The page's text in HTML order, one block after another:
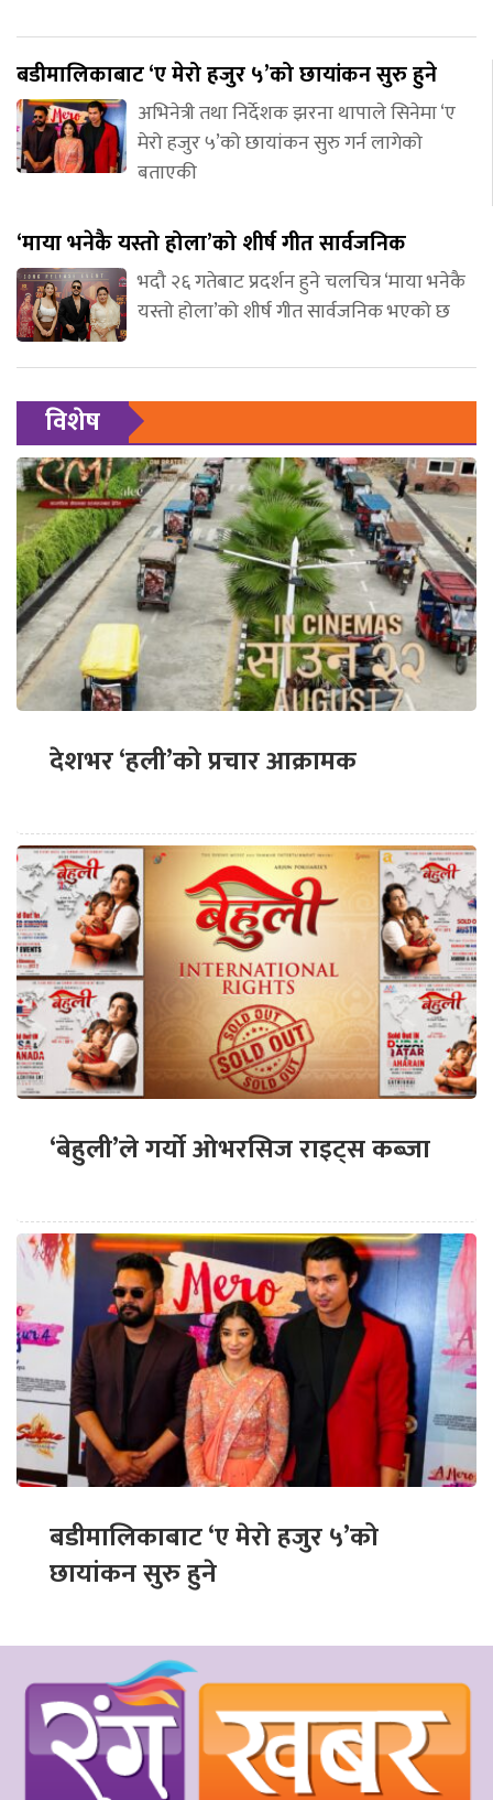
बडीमालिकाबाट ‘ए मेरो हजुर ५’को छायांकन सुरु हुने
अभिनेत्री तथा निर्देशक झरना थापाले सिनेमा ‘ए
मेरो हजुर ५’को छायांकन सुरु गर्न लागेको
बताएकी
‘माया भनेकै यस्तो होला’को शीर्ष गीत सार्वजनिक
भदौ २६ गतेबाट प्रदर्शन हुने चलचित्र ‘माया भनेकै
यस्तो होला’को शीर्ष गीत सार्वजनिक भएको छ
विशेष
देशभर ‘हली’को प्रचार आक्रामक
‘बेहुली’ले गर्यो ओभरसिज राइट्स कब्जा
बडीमालिकाबाट ‘ए मेरो हजुर ५’को
छायांकन सुरु हुने